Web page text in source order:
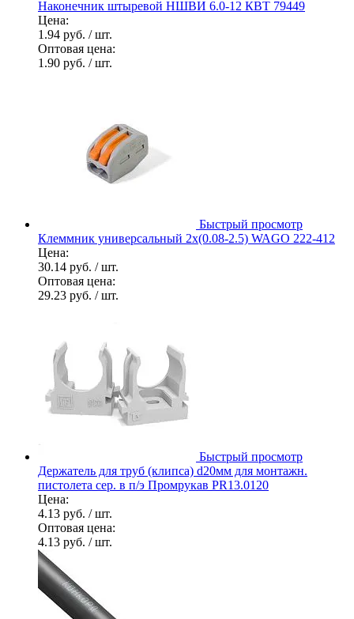
Наконечник штыревой НШВИ 6.0-12 КВТ 79449
Цена:
1.94 руб. / шт.
Оптовая цена:
1.90 руб. / шт.
Быстрый просмотр
Клеммник универсальный 2х(0.08-2.5) WAGO 222-412
Цена:
30.14 руб. / шт.
Оптовая цена:
29.23 руб. / шт.
Быстрый просмотр
Держатель для труб (клипса) d20мм для монтажн.
пистолета сер. в п/э Промрукав PR13.0120
Цена:
4.13 руб. / шт.
Оптовая цена:
4.13 руб. / шт.